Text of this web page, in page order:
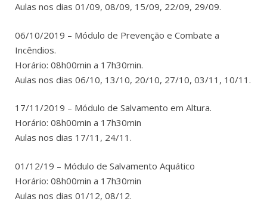
Aulas nos dias 01/09, 08/09, 15/09, 22/09, 29/09.
06/10/2019 – Módulo de Prevenção e Combate a
Incêndios.
Horário: 08h00min a 17h30min.
Aulas nos dias 06/10, 13/10, 20/10, 27/10, 03/11, 10/11.
17/11/2019 – Módulo de Salvamento em Altura.
Horário: 08h00min a 17h30min
Aulas nos dias 17/11, 24/11.
01/12/19 – Módulo de Salvamento Aquático
Horário: 08h00min a 17h30min
Aulas nos dias 01/12, 08/12.